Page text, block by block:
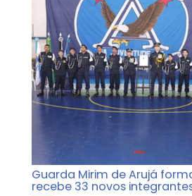
Guarda Mirim de Arujá
recebe 33 novos